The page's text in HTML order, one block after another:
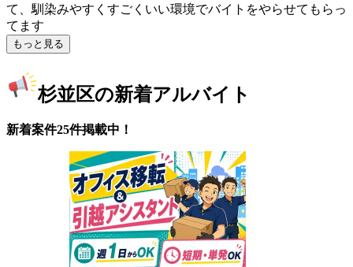
て、馴染みやすくすごくいい環境でバイトをやらせてもらっ
てます
もっと見る
杉並区の新着アルバイト
新着案件25件掲載中！